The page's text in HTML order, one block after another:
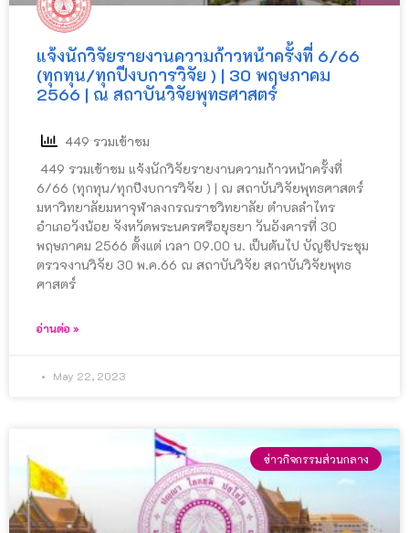
แจ้งนักวิจัยรายงานความก้าวหน้าครั้งที่ 6/66
(ทุกทุน/ทุกปีงบการวิจัย ) | 30 พฤษภาคม
2566 | ณ สถาบันวิจัยพุทธศาสตร์
449 รวมเข้าชม
449 รวมเข้าชม แจ้งนักวิจัยรายงานความก้าวหน้าครั้งที่
6/66 (ทุกทุน/ทุกปีงบการวิจัย ) | ณ สถาบันวิจัยพุทธศาสตร์
มหาวิทยาลัยมหาจุฬาลงกรณราชวิทยาลัย ตำบลลำไทร
อำเภอวังน้อย จังหวัดพระนครศรีอยุธยา วันอังคารที่ 30
พฤษภาคม 2566 ตั้งแต่ เวลา 09.00 น. เป็นต้นไป บัญชีประชุม
ตรวจงานวิจัย 30 พ.ค.66 ณ สถาบันวิจัย สถาบันวิจัยพุทธ
ศาสตร์
อ่านต่อ »
May 22, 2023
ข่าวกิจกรรมส่วนกลาง